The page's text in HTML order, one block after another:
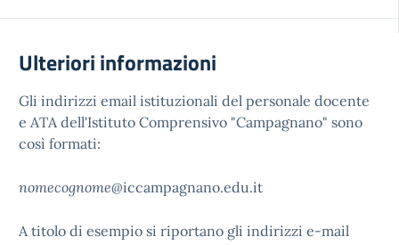
Ulteriori informazioni
Gli indirizzi email istituzionali del personale docente
e ATA dell'Istituto Comprensivo "Campagnano" sono
così formati:
nomecognome@iccampagnano.edu.it
A titolo di esempio si riportano gli indirizzi e-mail